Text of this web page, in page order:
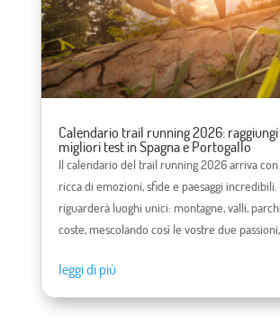
Calendario trail running 2026:
migliori test in Spagna e Portogallo
Il calendario del trail running 2026 arriva con
ricca di emozioni, sfide e paesaggi incredibili.
riguarderà luoghi unici: montagne, valli,
coste, mescolando così le vostre due passioni,
leggi di più